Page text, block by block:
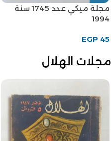
مجلة ميكي عدد 1745 سنة
1994
EGP 45
مجلات الهلال